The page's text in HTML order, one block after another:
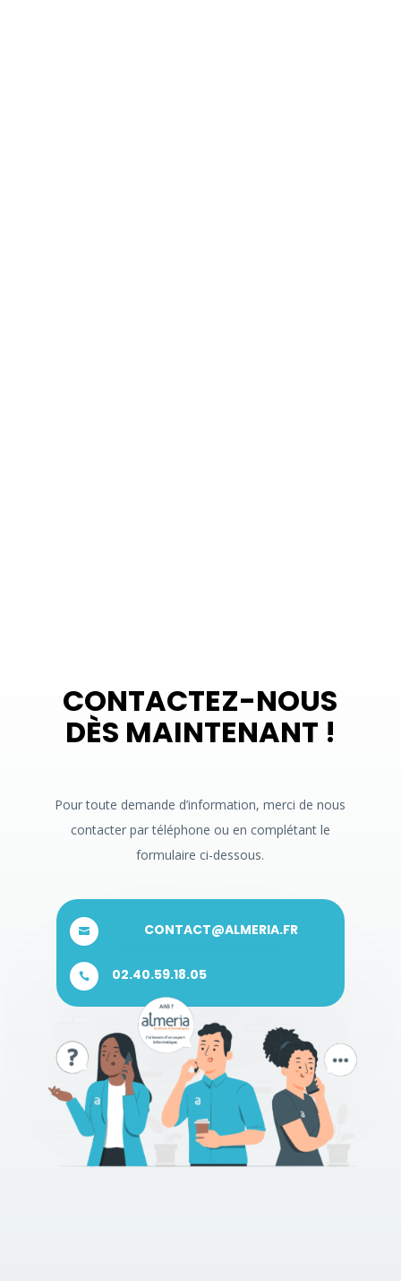
CONTACTEZ-NOUS
DÈS MAINTENANT !
Pour toute demande d’information, merci de nous
contacter par téléphone ou en complétant le
formulaire ci-dessous.
 CONTACT@ALMERIA.FR
 02.40.59.18.05